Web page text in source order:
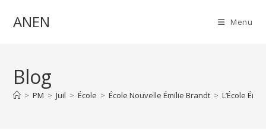
ANEN Menu
Blog
> PM > Juil > École > École Nouvelle Émilie Brandt > L’École